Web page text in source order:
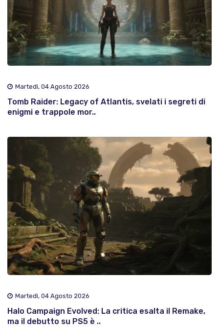
Martedì, 04 Agosto 2026
Tomb Raider: Legacy of Atlantis, svelati i segreti di
enigmi e trappole mor..
Martedì, 04 Agosto 2026
Halo Campaign Evolved: La critica esalta il Remake,
ma il debutto su PS5 è ..